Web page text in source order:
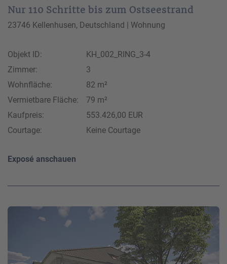
Nur 110 Schritte bis zum Ostseestrand
23746 Kellenhusen, Deutschland | Wohnung
Objekt ID:
KH_002_RING_3-4
Zimmer:
3
Wohnfläche:
82 m²
Vermietbare Fläche:
79 m²
Kaufpreis:
553.426,00 EUR
Courtage:
Keine Courtage
Exposé anschauen